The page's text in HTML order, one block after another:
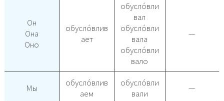
Он
Она
Оно
обусло́влив
ает
обусло́вли
вал
обусло́вли
вала
обусло́вли
вало
—
Мы
обусло́влив
аем
обусло́вли
вали
—